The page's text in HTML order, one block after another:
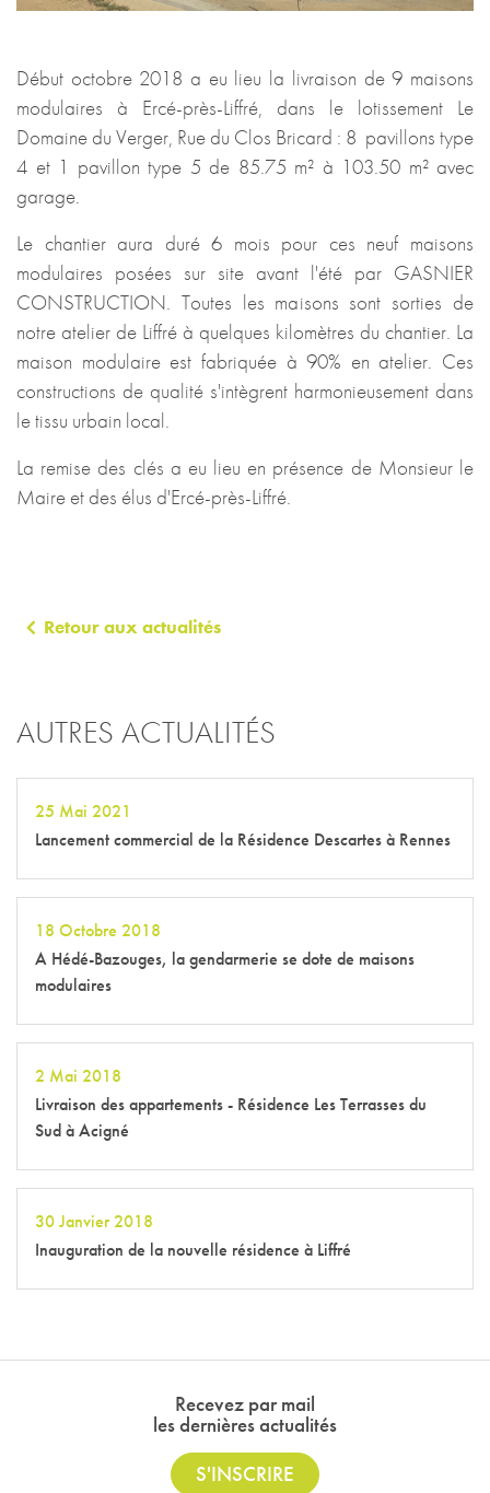
Début octobre 2018 a eu lieu la livraison de 9 maisons
modulaires à Ercé-près-Liffré, dans le lotissement Le
Domaine du Verger, Rue du Clos Bricard : 8 pavillons type
4 et 1 pavillon type 5 de 85.75 m² à 103.50 m² avec
garage.
Le chantier aura duré 6 mois pour ces neuf maisons
modulaires posées sur site avant l'été par GASNIER
CONSTRUCTION. Toutes les maisons sont sorties de
notre atelier de Liffré à quelques kilomètres du chantier. La
maison modulaire est fabriquée à 90% en atelier. Ces
constructions de qualité s'intègrent harmonieusement dans
le tissu urbain local.
La remise des clés a eu lieu en présence de Monsieur le
Maire et des élus d'Ercé-près-Liffré.
Retour aux actualités
AUTRES ACTUALITÉS
25 Mai 2021
Lancement commercial de la Résidence Descartes à Rennes
18 Octobre 2018
A Hédé-Bazouges, la gendarmerie se dote de maisons
modulaires
2 Mai 2018
Livraison des appartements - Résidence Les Terrasses du
Sud à Acigné
30 Janvier 2018
Inauguration de la nouvelle résidence à Liffré
Recevez par mail
les dernières actualités
S'INSCRIRE